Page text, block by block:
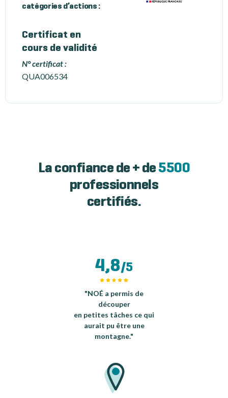
catégories d’actions :
Certificat en
cours de validité
N° certificat :
QUA006534
La confiance de + de 5500
professionnels
certifiés.
4,8/5
"NOÉ a permis de
découper
en petites tâches ce qui
aurait pu être une
montagne."